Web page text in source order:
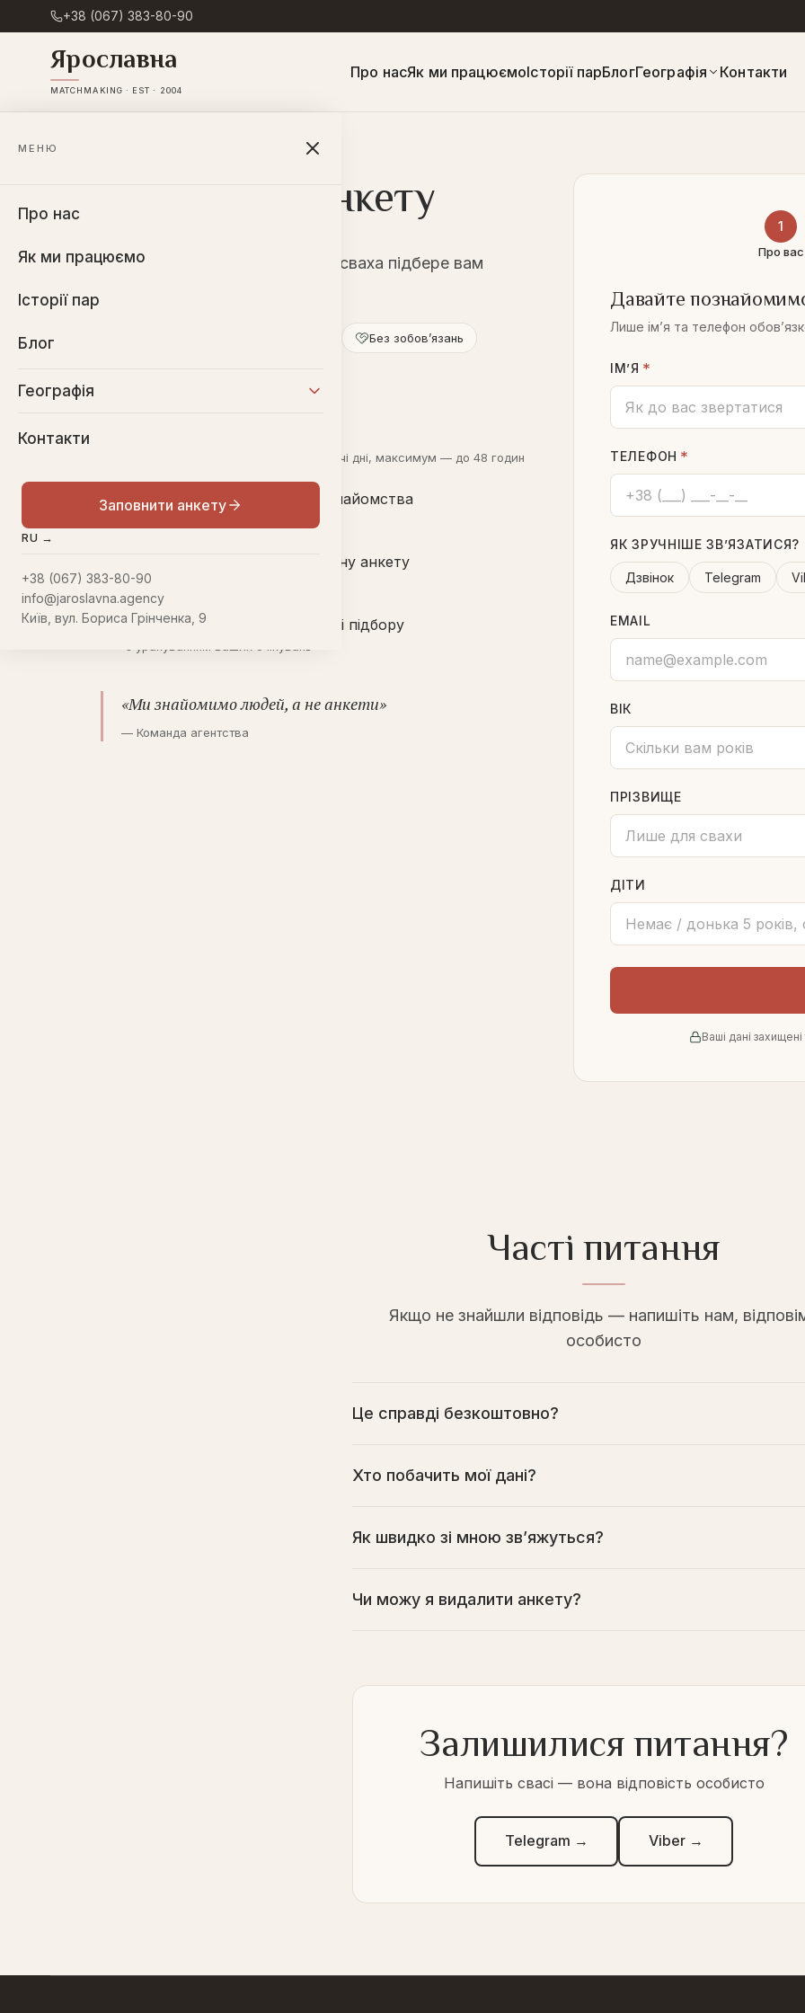
+38 (067) 383-80-90
Ярославна
MATCHMAKING · EST · 2004
Про насЯк ми працюємоІсторії парБлогГеографія Контакти
МЕНЮ
Про нас
Як ми працюємо
Історії пар
Блог
Географія
Контакти
Заповнити анкету
RU →
+38 (067) 383-80-90
info@jaroslavna.agency
Київ, вул. Бориса Грінченка, 9
Заповнити анкету
Розкажіть трохи про себе — і сваха підбере вам
Без зобов’язань
зазвичай упродовж 24 годин у робочі дні, максимум — до 48 годин
2 Зв’яжеться для особистого знайомства
Запросить заповнити детальну анкету
щоб дізнатися вас краще
4 Супроводжуватиме у процесі підбору
«Ми знайомимо людей, а не анкети»
— Команда агентства
1
Про вас
Давайте
Лише ім’я та телефон
ІМ’Я *
ТЕЛЕФОН *
ЯК ЗРУЧНІШЕ ЗВ’ЯЗАТИСЯ?
Дзвінок Telegram
EMAIL
ВІК
ПРІЗВИЩЕ
ДІТИ
Ваші дані
Часті питання
Якщо не знайшли відповідь — напишіть нам,
особисто
Це справді безкоштовно?
Хто побачить мої дані?
Як швидко зі мною зв’яжуться?
Чи можу я видалити анкету?
Залишилися питання?
Напишіть свасі — вона відповість особисто
Telegram → Viber →